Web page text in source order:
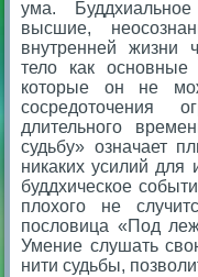
ума.
высшие,
внутренней жизни
тело как основные
которые он не
сосредоточения
длительного
судьбу» означает
никаких усилий для
буддхическое
плохого не
пословица «Под
Умение слушать
нити судьбы,